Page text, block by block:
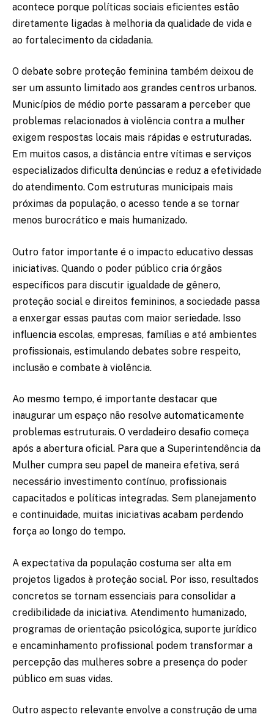
acontece porque políticas sociais eficientes estão
diretamente ligadas à melhoria da qualidade de vida e
ao fortalecimento da cidadania.
O debate sobre proteção feminina também deixou de
ser um assunto limitado aos grandes centros urbanos.
Municípios de médio porte passaram a perceber que
problemas relacionados à violência contra a mulher
exigem respostas locais mais rápidas e estruturadas.
Em muitos casos, a distância entre vítimas e serviços
especializados dificulta denúncias e reduz a efetividade
do atendimento. Com estruturas municipais mais
próximas da população, o acesso tende a se tornar
menos burocrático e mais humanizado.
Outro fator importante é o impacto educativo dessas
iniciativas. Quando o poder público cria órgãos
específicos para discutir igualdade de gênero,
proteção social e direitos femininos, a sociedade passa
a enxergar essas pautas com maior seriedade. Isso
influencia escolas, empresas, famílias e até ambientes
profissionais, estimulando debates sobre respeito,
inclusão e combate à violência.
Ao mesmo tempo, é importante destacar que
inaugurar um espaço não resolve automaticamente
problemas estruturais. O verdadeiro desafio começa
após a abertura oficial. Para que a Superintendência da
Mulher cumpra seu papel de maneira efetiva, será
necessário investimento contínuo, profissionais
capacitados e políticas integradas. Sem planejamento
e continuidade, muitas iniciativas acabam perdendo
força ao longo do tempo.
A expectativa da população costuma ser alta em
projetos ligados à proteção social. Por isso, resultados
concretos se tornam essenciais para consolidar a
credibilidade da iniciativa. Atendimento humanizado,
programas de orientação psicológica, suporte jurídico
e encaminhamento profissional podem transformar a
percepção das mulheres sobre a presença do poder
público em suas vidas.
Outro aspecto relevante envolve a construção de uma